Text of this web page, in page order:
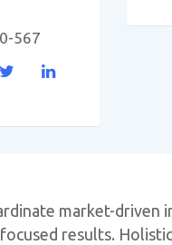
567
market-driven
focused results.